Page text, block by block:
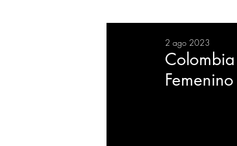
BIENESTAR
Femenino
2 ago 2023